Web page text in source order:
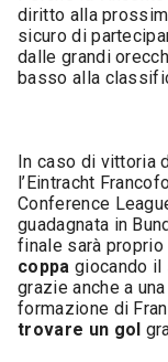
diritto alla
sicuro di
dalle grandi
basso alla
In caso di vittoria
l’Eintracht
Conference
guadagnata in
finale sarà proprio
coppa giocando il
grazie anche a
formazione di
trovare un gol